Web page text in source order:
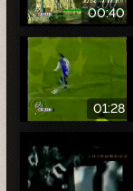
00:40
01:28